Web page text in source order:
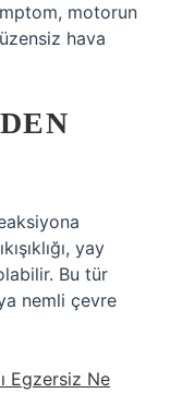
motorun
hava
yay
Bu tür
nemli çevre
Egzersiz Ne